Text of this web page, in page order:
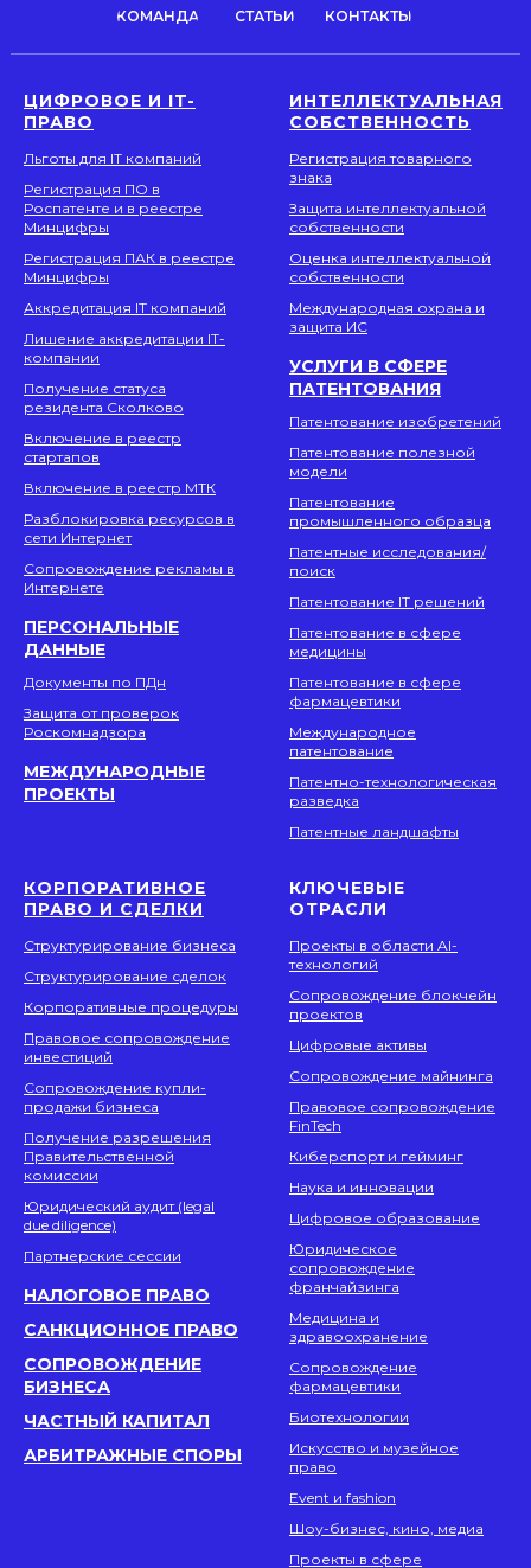
КОМАНДА СТАТЬИ КОНТАКТЫ
ЦИФРОВОЕ И IT-
ПРАВО
Льготы для IT компаний
Регистрация ПО в
Роспатенте и в реестре
Минцифры
Регистрация ПАК в реестре
Минцифры
Аккредитация IT компаний
Лишение аккредитации IT-
компании
Получение статуса
резидента Сколково
Включение в реестр
стартапов
Включение в реестр МТК
Разблокировка ресурсов в
сети Интернет
Сопровождение рекламы в
Интернете
ПЕРСОНАЛЬНЫЕ
ДАННЫЕ
Документы по ПДн
Защита от проверок
Роскомнадзора
МЕЖДУНАРОДНЫЕ
ПРОЕКТЫ
ИНТЕЛЛЕКТУАЛЬНАЯ
СОБСТВЕННОСТЬ
Регистрация товарного
знака
Защита интеллектуальной
собственности
Оценка интеллектуальной
собственности
Международная охрана и
защита ИС
УСЛУГИ В СФЕРЕ
ПАТЕНТОВАНИЯ
Патентование изобретений
Патентование полезной
модели
Патентование
промышленного образца
Патентные исследования/
поиск
Патентование IT решений
Патентование в сфере
медицины
Патентование в сфере
фармацевтики
Международное
патентование
Патентно-технологическая
разведка
Патентные ландшафты
КОРПОРАТИВНОЕ
ПРАВО И СДЕЛКИ
Структурирование бизнеса
Структурирование сделок
Корпоративные процедуры
Правовое сопровождение
инвестиций
Сопровождение купли-
продажи бизнеса
Получение разрешения
Правительственной
комиссии
Юридический аудит (legal
due diligence)
Партнерские сессии
НАЛОГОВОЕ ПРАВО
САНКЦИОННОЕ ПРАВО
СОПРОВОЖДЕНИЕ
БИЗНЕСА
ЧАСТНЫЙ КАПИТАЛ
АРБИТРАЖНЫЕ СПОРЫ
КЛЮЧЕВЫЕ
ОТРАСЛИ
Проекты в области AI-
технологий
Сопровождение блокчейн
проектов
Цифровые активы
Сопровождение майнинга
Правовое сопровождение
FinTech
Киберспорт и гейминг
Наука и инновации
Цифровое образование
Юридическое
сопровождение
франчайзинга
Медицина и
здравоохранение
Сопровождение
фармацевтики
Биотехнологии
Искусство и музейное
право
Event и fashion
Шоу-бизнес, кино, медиа
Проекты в сфере